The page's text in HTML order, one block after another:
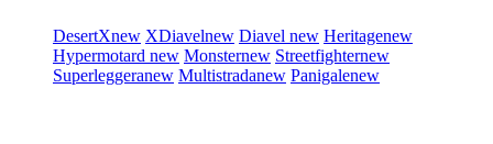
DesertXnew XDiavelnew Diavel new Heritagenew
Hypermotard new Monsternew Streetfighternew
Superleggeranew Multistradanew Panigalenew